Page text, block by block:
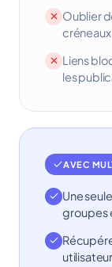
Oublier
Liens
les
AVEC
Une
groupes